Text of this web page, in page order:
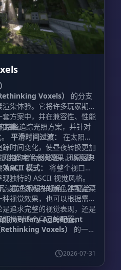
Voxels）
的分支
染体验。它将许多玩家期待
方案中，并在兼容性、性能
完善。
路径追踪光照方案，并针对
平滑时间过渡：
在太阳与
时间变化，使昼夜转换更加
供程序化水滴效果，以及基
效果。
格的着色器处理，还原经典
ASCII 模式：
将整个视口实
独特的 ASCII 视觉风格。
浸式鱼眼镜头视角，并结合
通过游戏内的着色器配置菜
视觉效果，也可以根据需要
追求完整的视觉表现，还是
找到适合自己的配置。
Agreement
Voxels）
的一个
）
的基础之上。原项目的
格保留。
主要开发者：
2026-07-31